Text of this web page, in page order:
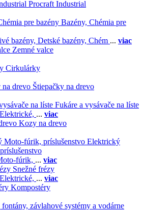
Procraft Industrial
Bazény, Chémia pre
bazény, Detské bazény, Chém ... viac
Zemné valce
Cirkulárky
Štiepačky na drevo
Fukáre a vysávače na líste
Elektrické, ... viac
Kozy na drevo
Elektrický
fúrik, ... viac
Snežné frézy
Elektrické, ... viac
Kompostéry